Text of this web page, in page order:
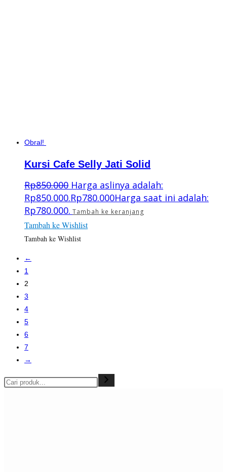
Obral!
Kursi Cafe Selly Jati Solid
Rp850.000 Harga aslinya adalah:
Rp850.000.Rp780.000Harga saat ini adalah:
Rp780.000. Tambah ke keranjang
Tambah ke Wishlist
Tambah ke Wishlist
←
1
2
3
4
5
6
7
→